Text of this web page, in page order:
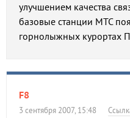
улучшением качества
базовые станции МТС
горнолыжных курортах
F8
3 сентября 2007, 15:48